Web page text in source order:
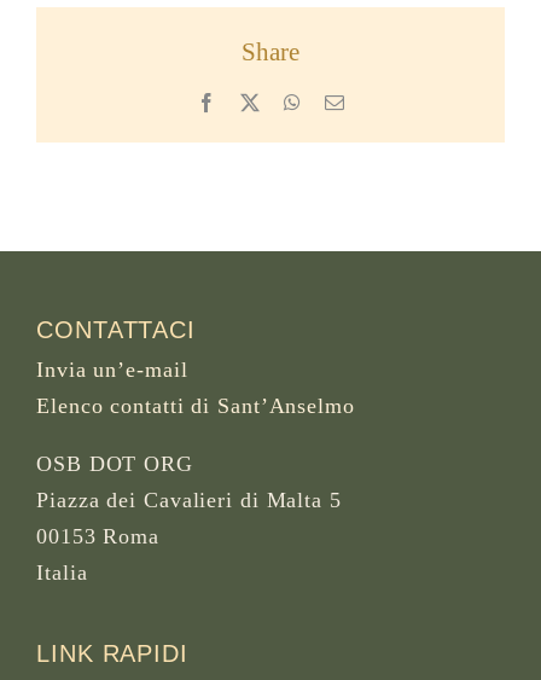
Share
Facebook WhatsApp
Email
CONTATTACI
Invia un’e-mail
Elenco contatti di Sant’Anselmo
OSB DOT ORG
Piazza dei Cavalieri di Malta 5
00153 Roma
Italia
LINK RAPIDI